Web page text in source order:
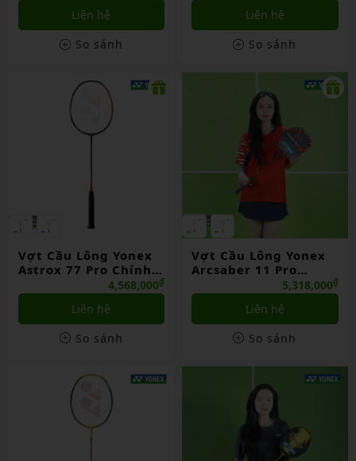
Liên hệ
So sánh
Liên hệ
So sánh
Vợt Cầu Lông Yonex
Astrox 77 Pro Chính
4,568,000₫
Liên hệ
So sánh
Vợt Cầu Lông Yonex
Arcsaber 11 Pro
5,318,000₫
Liên hệ
So sánh